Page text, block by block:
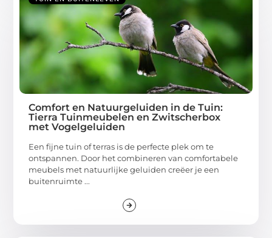
Comfort en Natuurgeluiden in de Tuin:
Tierra Tuinmeubelen en Zwitscherbox
met Vogelgeluiden
Een fijne tuin of terras is de perfecte plek om te
ontspannen. Door het combineren van comfortabele
meubels met natuurlijke geluiden creëer je een
buitenruimte ...